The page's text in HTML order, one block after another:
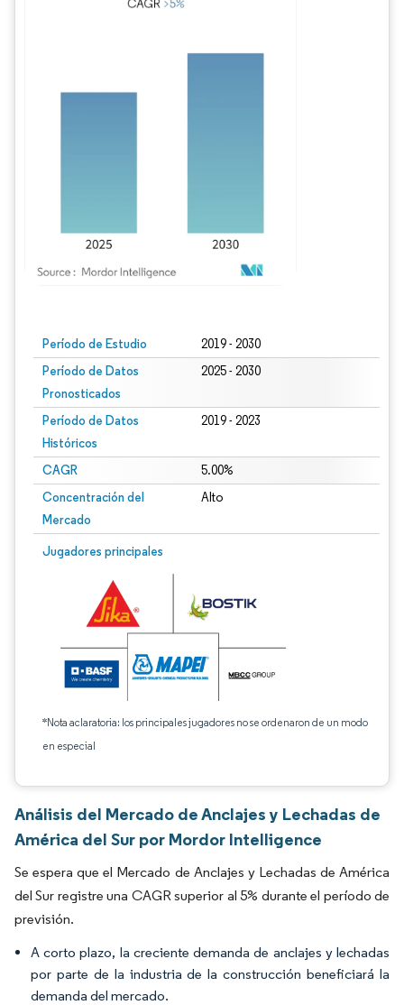
Período de Estudio 2019 - 2030
Período de Datos
Pronosticados
2025 - 2030
Período de Datos
Históricos
2019 - 2023
CAGR 5.00%
Concentración del
Mercado
Alto
Jugadores principales
*Nota aclaratoria: los principales jugadores no se ordenaron de un modo
en especial
Análisis del Mercado de Anclajes y Lechadas de
América del Sur por Mordor Intelligence
Se espera que el Mercado de Anclajes y Lechadas de América
del Sur registre una CAGR superior al 5% durante el período de
previsión.
A corto plazo, la creciente demanda de anclajes y lechadas
por parte de la industria de la construcción beneficiará la
demanda del mercado.